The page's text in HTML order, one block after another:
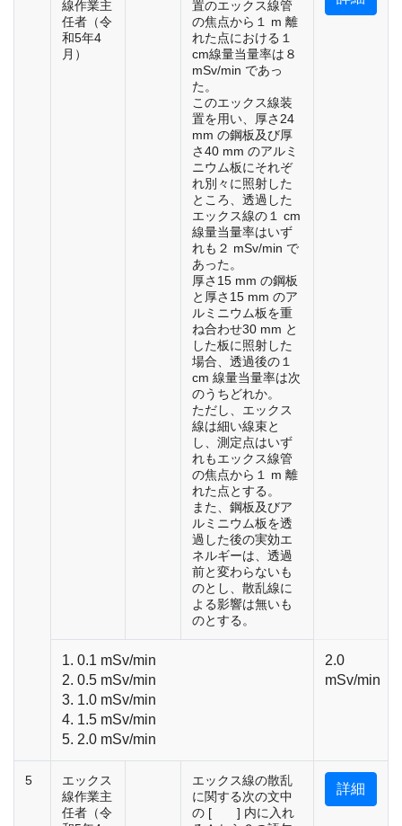
線作業主
任者（令
和5年4
月）
置のエックス線管
の焦点から１ m 離
れた点における１
cm線量当量率は８
mSv/min であっ
た。
このエックス線装
置を用い、厚さ24
mm の鋼板及び厚
さ40 mm のアルミ
ニウム板にそれぞ
れ別々に照射した
ところ、透過した
エックス線の１ cm
線量当量率はいず
れも２ mSv/min で
あった。
厚さ15 mm の鋼板
と厚さ15 mm のア
ルミニウム板を重
ね合わせ30 mm と
した板に照射した
場合、透過後の１
cm 線量当量率は次
のうちどれか。
ただし、エックス
線は細い線束と
し、測定点はいず
れもエックス線管
の焦点から１ m 離
れた点とする。
また、鋼板及びア
ルミニウム板を透
過した後の実効エ
ネルギーは、透過
前と変わらないも
のとし、散乱線に
よる影響は無いも
のとする。
1. 0.1 mSv/min
2. 0.5 mSv/min
3. 1.0 mSv/min
4. 1.5 mSv/min
5. 2.0 mSv/min
2.0
mSv/min
5
エックス
線作業主
任者（令
エックス線の散乱
に関する次の文中
の [ ] 内に入れ
詳細